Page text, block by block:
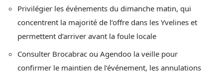
Privilégier les événements du dimanche matin, qui
concentrent la majorité de l’offre dans les Yvelines et
permettent d’arriver avant la foule locale
Consulter Brocabrac ou Agendoo la veille pour
confirmer le maintien de l’événement, les annulations